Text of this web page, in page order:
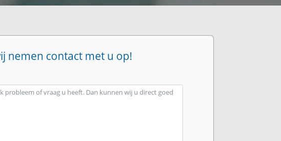
nemen contact met u op!